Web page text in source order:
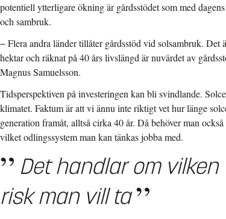
potentiell ytterligare ökning är gårdsstödet som med
och sambruk.
− Flera andra länder tillåter gårdsstöd vid solsambruk. Det
hektar och räknat på 40 års livslängd är nuvärdet av
Magnus Samuelsson.
Tidsperspektiven på investeringen kan bli svindlande.
klimatet. Faktum är att vi ännu inte riktigt vet hur länge
generation framåt, alltså cirka 40 år. Då behöver man
vilket odlingssystem man kan tänkas jobba med.
Det handlar om vilken
risk man vill ta